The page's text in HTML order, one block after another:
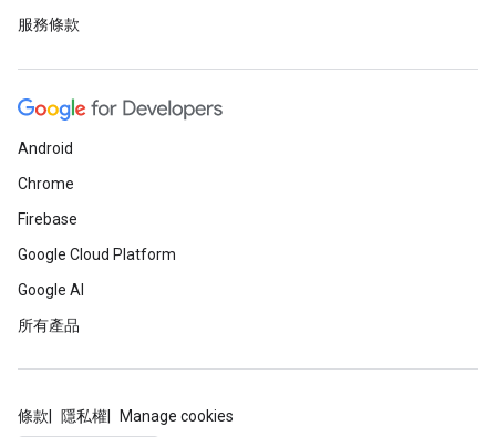
服務條款
Android
Chrome
Firebase
Google Cloud Platform
Google AI
所有產品
條款 隱私權 Manage cookies